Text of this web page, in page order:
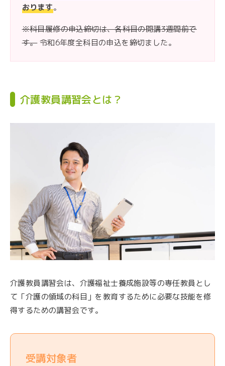
おります。
※科目履修の申込締切は、各科目の開講3週間前で
す。令和6年度全科目の申込を締切ました。
介護教員講習会とは？
介護教員講習会は、介護福祉士養成施設等の専任教員とし
て「介護の領域の科目」を教育するために必要な技能を修
得するための講習会です。
受講対象者